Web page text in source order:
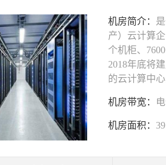
机房简介：
产）云计算
个机柜、
2018年底将
的云计算中
机房带宽：
机房面积：